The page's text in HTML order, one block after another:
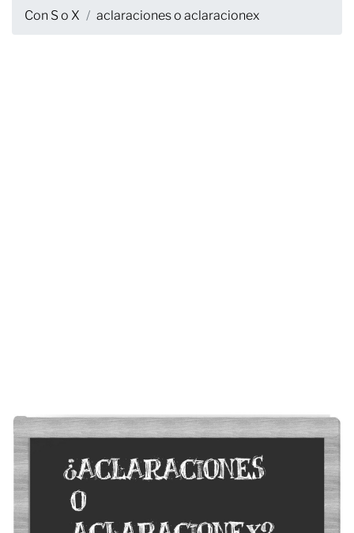
Con S o X aclaraciones o aclaracionex